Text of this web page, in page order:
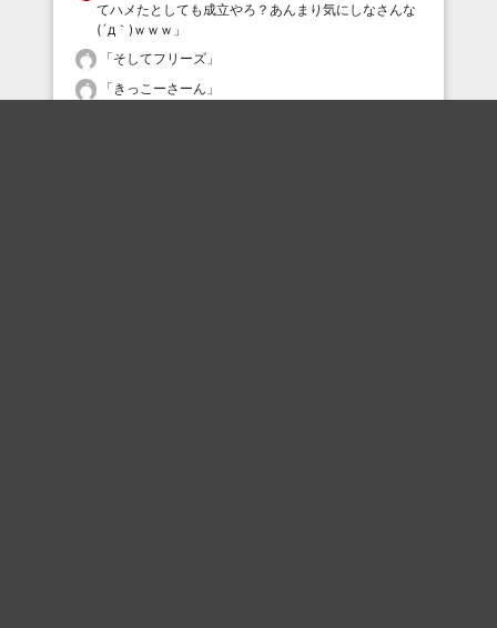
てハメたとしても成立やろ？あんまり気にしなさんな
(´д｀)ｗｗｗ 」
「そしてフリーズ 」
「 きっこーさーん 」